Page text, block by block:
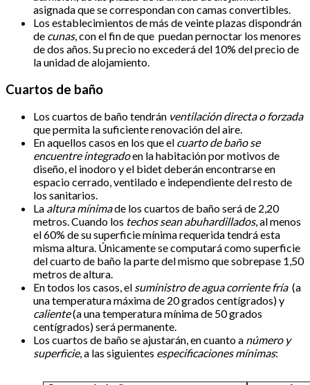
asignada que se correspondan con camas convertibles.
Los establecimientos de más de veinte plazas dispondrán
de cunas, con el fin de que puedan pernoctar los menores
de dos años. Su precio no excederá del 10% del precio de
la unidad de alojamiento.
Cuartos de baño
Los cuartos de baño tendrán ventilación directa o forzada
que permita la suficiente renovación del aire.
En aquellos casos en los que el cuarto de baño se
encuentre integradoen la habitación por motivos de
diseño, el inodoro y el bidet deberán encontrarse en
espacio cerrado, ventilado e independiente del resto de
los sanitarios.
La altura mínimade los cuartos de baño será de 2,20
metros. Cuando los techos sean abuhardillados, al menos
el 60% de su superficie mínima requerida tendrá esta
misma altura. Únicamente se computará como superficie
del cuarto de baño la parte del mismo que sobrepase 1,50
metros de altura.
En todos los casos, el suministro de agua corriente fría(a
una temperatura máxima de 20 grados centígrados) y
caliente(a una temperatura mínima de 50 grados
centígrados) será permanente.
Los cuartos de baño se ajustarán, en cuanto a número y
superficie, a las siguientes especificaciones mínimas: